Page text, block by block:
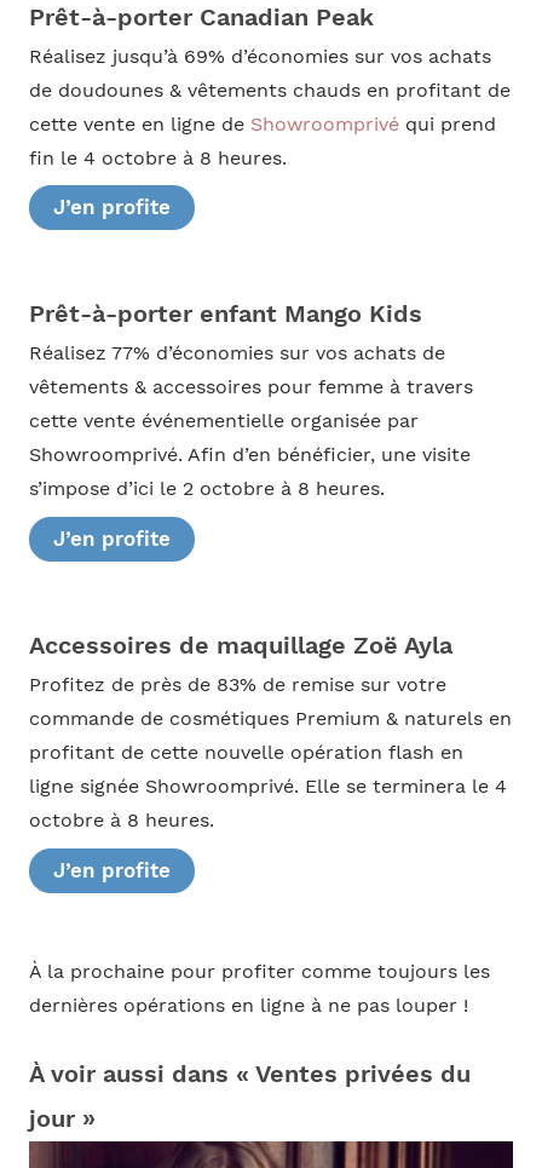
Prêt-à-porter Canadian Peak
Réalisez jusqu’à 69% d’économies sur vos achats
de doudounes & vêtements chauds en profitant de
cette vente en ligne de Showroomprivéqui prend
fin le 4 octobre à 8 heures.
J’en profite
Prêt-à-porter enfant Mango Kids
Réalisez 77% d’économies sur vos achats de
vêtements & accessoires pour femme à travers
cette vente événementielle organisée par
Showroomprivé. Afin d’en bénéficier, une visite
s’impose d’ici le 2 octobre à 8 heures.
J’en profite
Accessoires de maquillage Zoë Ayla
Profitez de près de 83% de remise sur votre
commande de cosmétiques Premium & naturels en
profitant de cette nouvelle opération flash en
ligne signée Showroomprivé. Elle se terminera le 4
octobre à 8 heures.
J’en profite
À la prochaine pour profiter comme toujours les
dernières opérations en ligne à ne pas louper !
À voir aussi dans « Ventes privées du
jour »